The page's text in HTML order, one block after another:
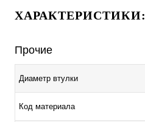
ХАРАКТЕРИСТИКИ:
Прочие
Диаметр втулки
Код материала